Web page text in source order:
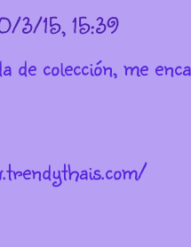
3/15, 15:39
de colección, me